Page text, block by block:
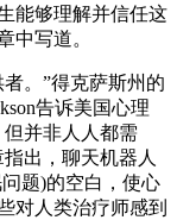
能够理解并信任这
中写道。
。”得克萨斯州的
告诉美国心理
并非人人都需
出，聊天机器人
题)的空白，使心
对人类治疗师感到